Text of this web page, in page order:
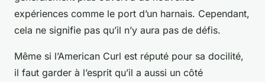
expériences comme le port d’un harnais. Cependant,
cela ne signifie pas qu’il n’y aura pas de défis.
Même si l’American Curl est réputé pour sa docilité,
il faut garder à l’esprit qu’il a aussi un côté